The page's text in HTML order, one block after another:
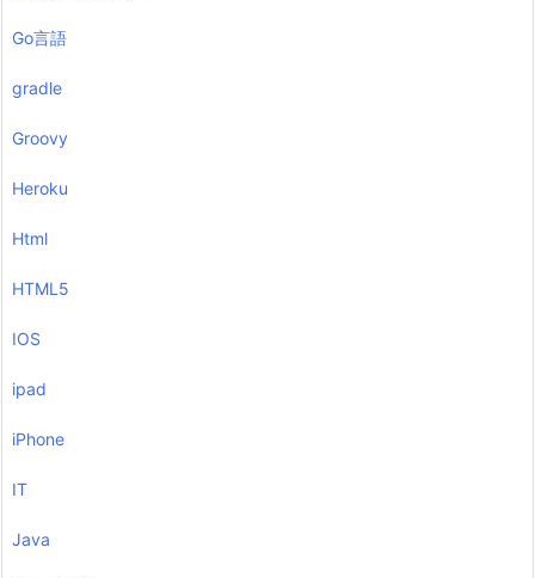
Go言語
gradle
Groovy
Heroku
Html
HTML5
IOS
ipad
iPhone
IT
Java